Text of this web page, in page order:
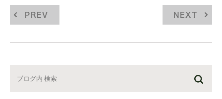
PREV NEXT